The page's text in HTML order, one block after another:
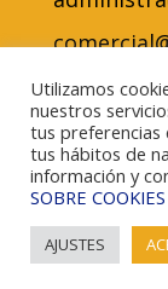
Tlfn: 976
© 2022
Utilizamos
nuestros
tus preferencias
tus hábitos de
información y
SOBRE COOKIES
AJUSTES